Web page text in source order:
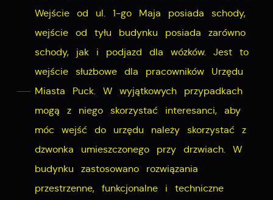
Wejście od ul. 1-go Maja posiada schody,
wejście od tyłu budynku posiada zarówno
schody, jak i podjazd dla wózków. Jest to
wejście służbowe dla pracowników Urzędu
Miasta Puck. W wyjątkowych przypadkach
mogą z niego skorzystać interesanci, aby
móc wejść do urzędu należy skorzystać z
dzwonka umieszczonego przy drzwiach. W
budynku zastosowano rozwiązania
przestrzenne, funkcjonalne i techniczne